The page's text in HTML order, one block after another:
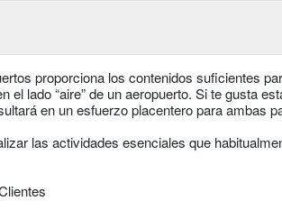
proporciona los contenidos suficientes
el lado “aire” de un aeropuerto. Si te gusta
en un esfuerzo placentero para ambas
las actividades esenciales que